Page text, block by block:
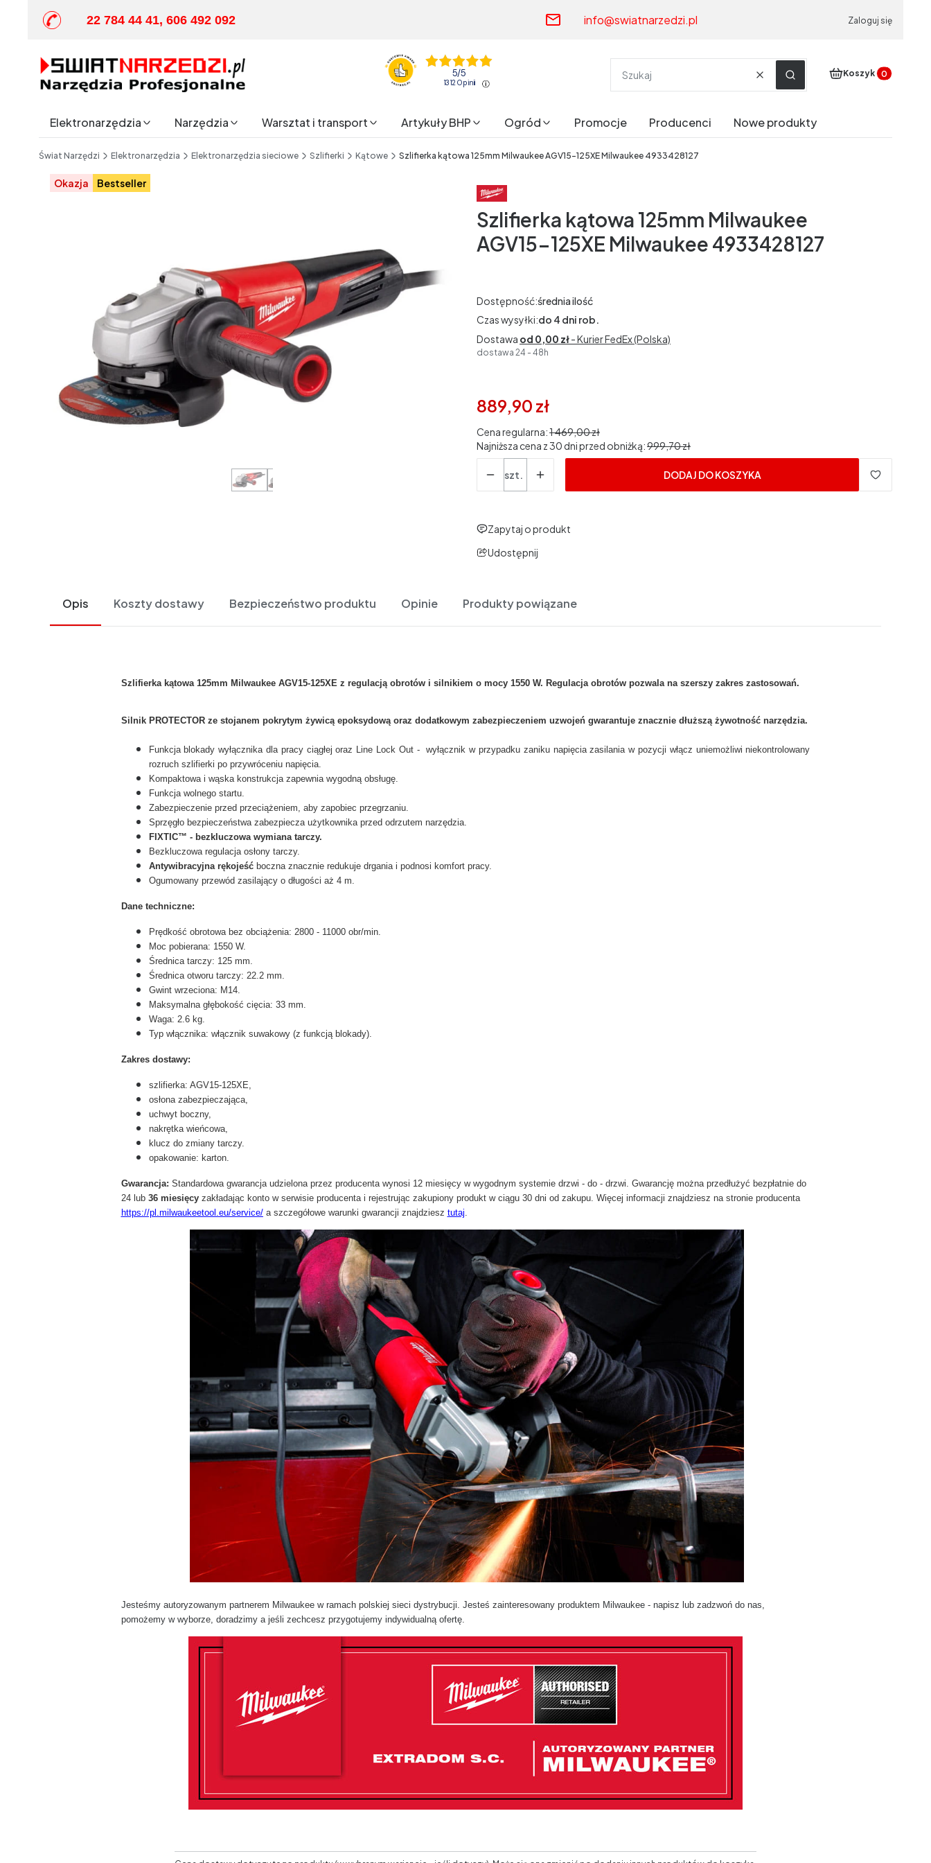
22 784 44 41, 606 492 092 info@swiatnarzedzi.pl Zaloguj się
5/5
1312 opinii WyczyśćSzukaj
Produkty w
Koszyk
Elektronarzędzia Narzędzia Warsztat i transport Artykuły BHP Ogród Promocje Producenci
Nowe produkty
Świat Narzędzi Elektronarzędzia Elektronarzędzia sieciowe Szlifierki Kątowe Szlifierka kątowa 125mm Milwaukee AGV15-125XE Milwaukee 4933428127
Etykiety
Okazja Bestseller
Szlifierka kątowa 125mm Milwaukee
AGV15-125XE Milwaukee 4933428127
Dostępność:średnia ilość
Czas wysyłki:do 4 dni rob.
Dostawa od 0,00 zł- Kurier FedEx (Polska)
dostawa 24 - 48h
889,90 zł
Cena regularna:1 469,00 zł
Najniższa cena z 30 dni przed obniżką:999,70 zł
szt.
DODAJ DO KOSZYKA
Zapytaj o produkt
Udostępnij
Opis Koszty dostawy Bezpieczeństwo produktu Opinie Produkty powiązane
Szlifierka kątowa 125mm Milwaukee AGV15-125XE z regulacją obrotów i silnikiem o mocy 1550 W. Regulacja obrotów pozwala na szerszy zakres zastosowań.
Silnik PROTECTOR ze stojanem pokrytym żywicą epoksydową oraz dodatkowym zabezpieczeniem uzwojeń gwarantuje znacznie dłuższą żywotność narzędzia.
Funkcja blokady wyłącznika dla pracy ciągłej oraz Line Lock Out - wyłącznik w przypadku zaniku napięcia zasilania w pozycji włącz uniemożliwi niekontrolowany
rozruch szlifierki po przywróceniu napięcia.
Kompaktowa i wąska konstrukcja zapewnia wygodną obsługę.
Funkcja wolnego startu.
Zabezpieczenie przed przeciążeniem, aby zapobiec przegrzaniu.
Sprzęgło bezpieczeństwa zabezpiecza użytkownika przed odrzutem narzędzia.
FIXTIC™ - bezkluczowa wymiana tarczy.
Bezkluczowa regulacja osłony tarczy.
Antywibracyjna rękojeśćboczna znacznie redukuje drgania i podnosi komfort pracy.
Ogumowany przewód zasilający o długości aż 4 m.
Dane techniczne:
Prędkość obrotowa bez obciążenia: 2800 - 11000 obr/min.
Moc pobierana: 1550 W.
Średnica tarczy: 125 mm.
Średnica otworu tarczy: 22.2 mm.
Gwint wrzeciona: M14.
Maksymalna głębokość cięcia: 33 mm.
Waga: 2.6 kg.
Typ włącznika: włącznik suwakowy (z funkcją blokady).
Zakres dostawy:
szlifierka: AGV15-125XE,
osłona zabezpieczająca,
uchwyt boczny,
nakrętka wieńcowa,
klucz do zmiany tarczy.
opakowanie: karton.
Gwarancja: Standardowa gwarancja udzielona przez producenta wynosi 12 miesięcy w wygodnym systemie drzwi - do - drzwi. Gwarancję można przedłużyć bezpłatnie do
24 lub 36 miesięcyzakładając konto w serwisie producenta i rejestrując zakupiony produkt w ciągu 30 dni od zakupu. Więcej informacji znajdziesz na stronie producenta
https://pl.milwaukeetool.eu/service/a szczegółowe warunki gwarancji znajdziesz tutaj
Jesteśmy autoryzowanym partnerem Milwaukee w ramach polskiej sieci dystrybucji. Jesteś zainteresowany produktem Milwaukee - napisz lub zadzwoń do nas,
pomożemy w wyborze, doradzimy a jeśli zechcesz przygotujemy indywidualną ofertę.